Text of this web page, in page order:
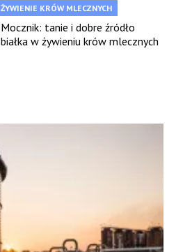
ŻYWIENIE KRÓW MLECZNYCH
Mocznik: tanie i dobre źródło
białka w żywieniu krów mlecznych